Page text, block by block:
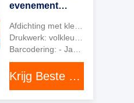
evenement
afdrukbaar in
neon kleuren
Krijg Beste Prijs